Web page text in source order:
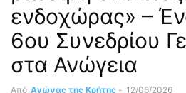
ενδοχώρας» –
6ου Συνεδρίου
στα Ανώγεια
Από Αγώνας της Κρήτης - 12/06/2026